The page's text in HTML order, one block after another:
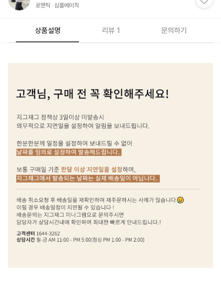
로맨틱 심플베이직
상품설명 리뷰 1 문의하기